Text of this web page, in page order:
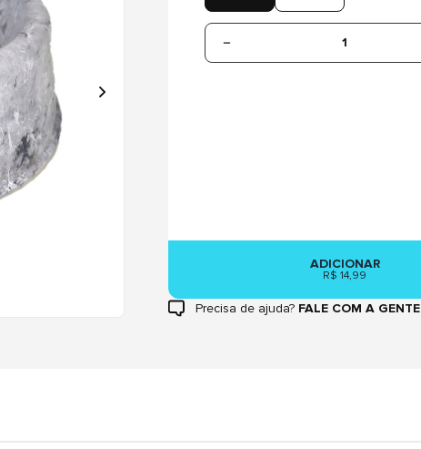
1
ADICIONAR
R$ 14,99
Precisa de ajuda? FALE COM A GENTE